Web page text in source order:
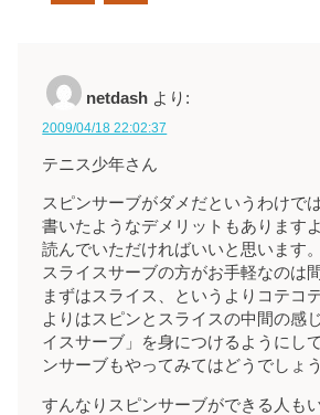
netdash より:
2009/04/18 22:02:37
テニス少年さん
スピンサーブがダメだというわけで
書いたようなデメリットもあります
読んでいただければいいと思います。
スライスサーブの方がお手軽なのは
まずはスライス、というよりコテコ
よりはスピンとスライスの中間の感
イスサーブ」を身につけるようにし
ンサーブもやってみてはどうでしょう
すんなりスピンサーブができる人も